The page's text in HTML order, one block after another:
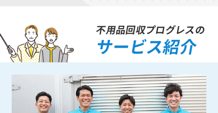
不用品回収プログレスの
サービス紹介